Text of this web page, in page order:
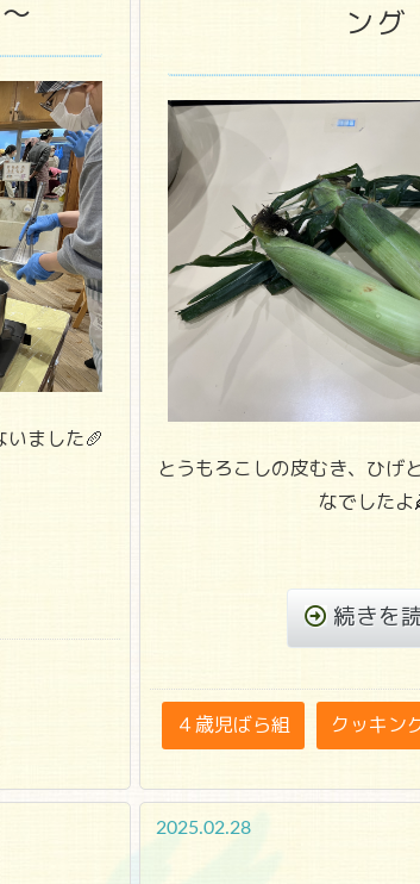
いました🥖
ング
とうもろこしの皮むき、ひげ
なでしたよ
続きを
４歳児ばら組 クッキン
2025.02.28